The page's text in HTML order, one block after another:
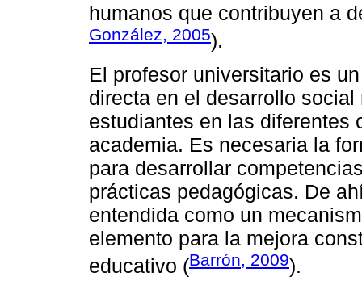
humanos que contribuyen a
González, 2005).
El profesor universitario es
directa en el desarrollo
estudiantes en las diferentes
academia. Es necesaria la
para desarrollar
prácticas pedagógicas. De
entendida como un
elemento para la mejora
educativo (Barrón, 2009).